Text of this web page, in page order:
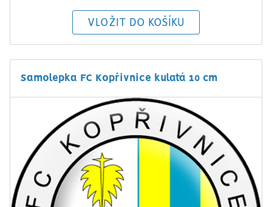
Samolepka FC Kopřivnice kulatá 10 cm